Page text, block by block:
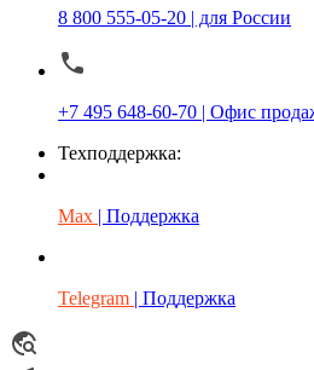
8 800 555-05-20 | для России
+7 495 648-60-70 | Офис
Техподдержка:
Max | Поддержка
Telegram | Поддержка